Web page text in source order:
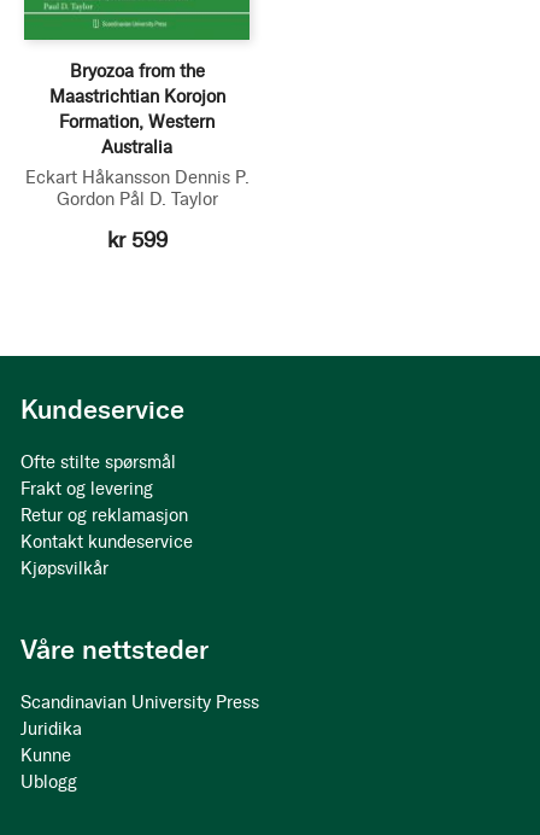
Bryozoa from the
Maastrichtian Korojon
Formation, Western
Australia
Eckart Håkansson Dennis P.
Gordon Pål D. Taylor
kr 599
Kundeservice
Ofte stilte spørsmål
Frakt og levering
Retur og reklamasjon
Kontakt kundeservice
Kjøpsvilkår
Våre nettsteder
Scandinavian University Press
Juridika
Kunne
Ublogg